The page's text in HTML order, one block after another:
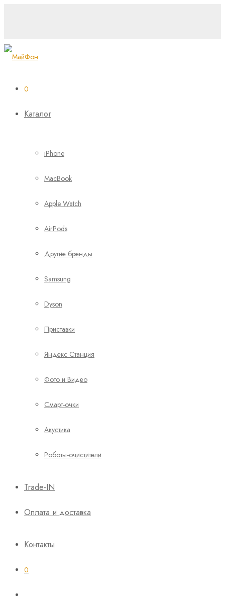
0
Каталог
iPhone
MacBook
Apple Watch
AirPods
Другие бренды
Samsung
Dyson
Приставки
Яндекс Станция
Фото и Видео
Смарт-очки
Акустика
Роботы-очистители
Trade-IN
Оплата и доставка
Контакты
0